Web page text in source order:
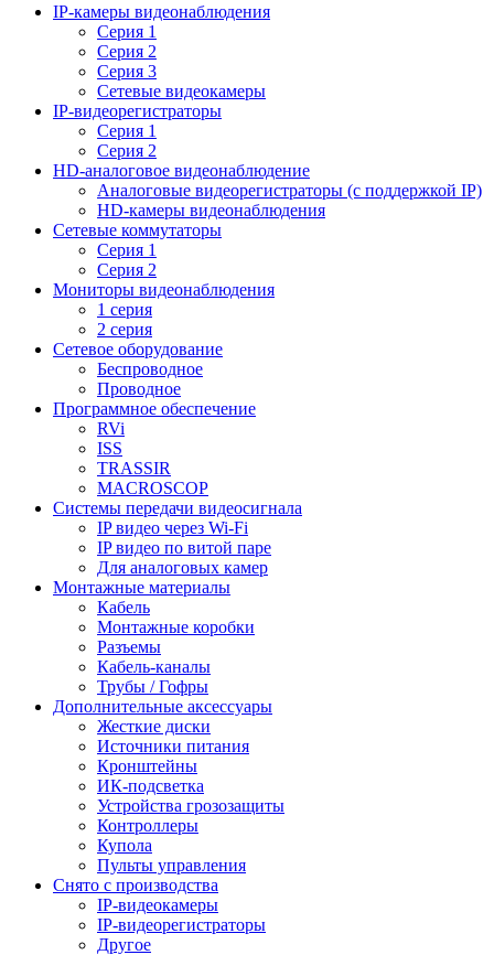
IP-камеры видеонаблюдения
Серия 1
Серия 2
Серия 3
Сетевые видеокамеры
IP-видеорегистраторы
Серия 1
Серия 2
HD-аналоговое видеонаблюдение
Aналоговые видеорегистраторы (с поддержкой IP)
HD-камеры видеонаблюдения
Сетевые коммутаторы
Серия 1
Серия 2
Мониторы видеонаблюдения
1 серия
2 серия
Сетевое оборудование
Беспроводное
Проводное
Программное обеспечение
RVi
ISS
TRASSIR
MACROSCOP
Системы передачи видеосигнала
IP видео через Wi-Fi
IP видео по витой паре
Для аналоговых камер
Монтажные материалы
Кабель
Монтажные коробки
Разъемы
Кабель-каналы
Трубы / Гофры
Дополнительные аксессуары
Жесткие диски
Источники питания
Кронштейны
ИК-подсветка
Устройства грозозащиты
Контроллеры
Купола
Пульты управления
Снято с производства
IP-видеокамеры
IP-видеорегистраторы
Другое